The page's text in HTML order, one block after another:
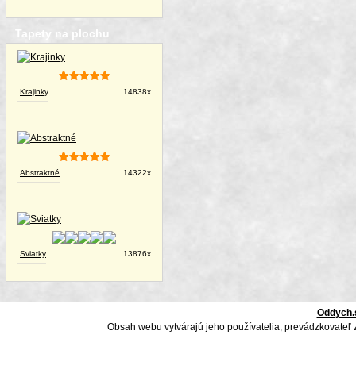
Tapety na plochu
Krajinky 14838x
Abstraktné 14322x
Sviatky 13876x
Obsah webu vytvárajú jeho používatelia,